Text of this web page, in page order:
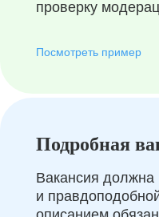
проверку
Посмотреть пример
Подробная
Вакансия должна
и